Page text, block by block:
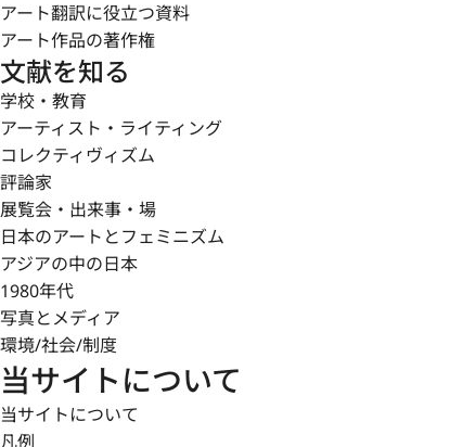
アート翻訳に役立つ資料
アート作品の著作権
文献を知る
学校・教育
アーティスト・ライティング
コレクティヴィズム
評論家
展覧会・出来事・場
日本のアートとフェミニズム
アジアの中の日本
1980年代
写真とメディア
環境/社会/制度
当サイトについて
当サイトについて
凡例